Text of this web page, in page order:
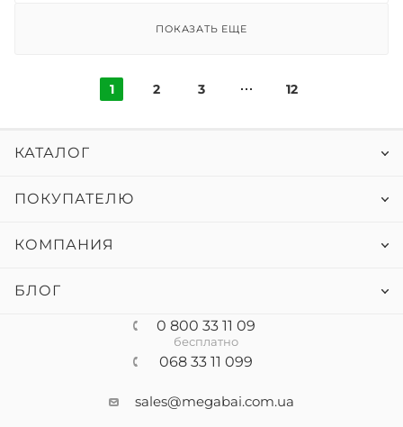
ПОКАЗАТЬ ЕЩЕ
1 2 3 12
КАТАЛОГ
ПОКУПАТЕЛЮ
КОМПАНИЯ
БЛОГ
0 800 33 11 09
бесплатно
068 33 11 099
sales@megabai.com.ua